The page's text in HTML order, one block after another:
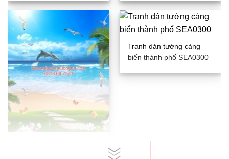
Tranh dán tường cảnh bãi
Tranh dán tường cảng
biển thành phố SEA0300